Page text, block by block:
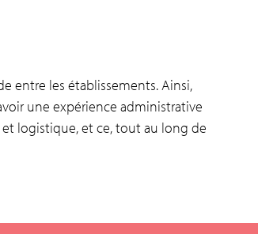
entre les établissements. Ainsi,
une expérience administrative
et logistique, et ce, tout au long de